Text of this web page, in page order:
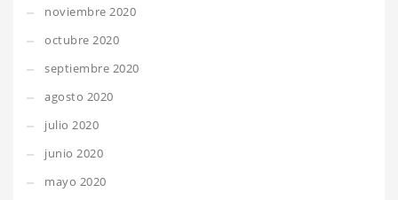
noviembre 2020
octubre 2020
septiembre 2020
agosto 2020
julio 2020
junio 2020
mayo 2020